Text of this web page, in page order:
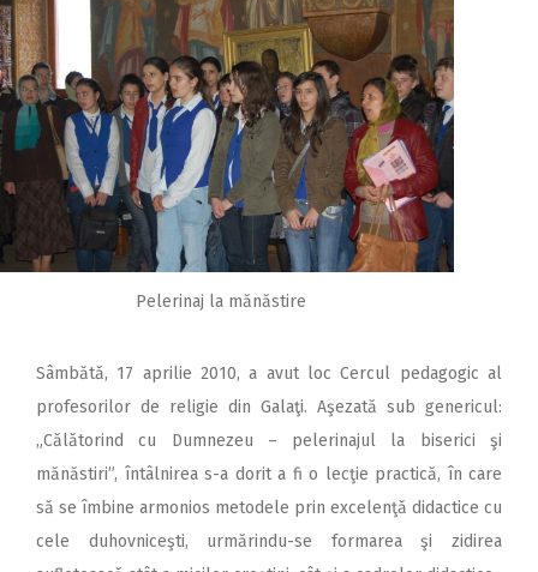
2013
2012
2011
2010
Pelerinaj la mănăstire
Sâmbătă, 17 aprilie 2010, a avut loc Cercul pedagogic al
profesorilor de religie din Galaţi. Aşezată sub genericul:
„Călătorind cu Dumnezeu – pelerinajul la biserici şi
mănăstiri”, întâlnirea s-a dorit a fi o lecţie practică, în care
să se îmbine armonios metodele prin excelenţă didactice cu
cele duhovniceşti, urmărindu-se formarea şi zidirea